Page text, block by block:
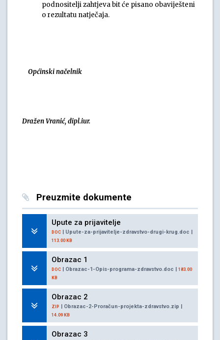
podnositelji zahtjeva bit će pisano obaviješteni
o rezultatu natječaja.
Općinski načelnik
Dražen Vranić, dipl.iur.
Preuzmite dokumente
Upute za prijavitelje
DOC | Upute-za-prijavitelje-zdravstvo-drugi-krug.doc |
113.00 KB
Obrazac 1
DOC | Obrazac-1-Opis-programa-zdravstvo.doc | 183.00
KB
Obrazac 2
ZIP | Obrazac-2-Proračun-projekta-zdravstvo.zip |
14.09 KB
Obrazac 3